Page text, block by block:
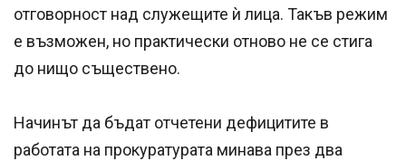
отговорност над служещите ѝ лица. Такъв режим
е възможен, но практически отново не се стига
до нищо съществено.
Начинът да бъдат отчетени дефицитите в
работата на прокуратурата минава през два